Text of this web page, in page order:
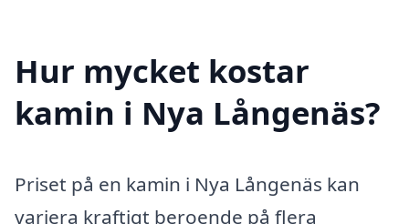
Hur mycket kostar
kamin i Nya Långenäs?
Priset på en kamin i Nya Långenäs kan
variera kraftigt beroende på flera